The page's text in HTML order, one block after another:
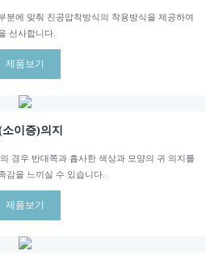
분에 맞춰 진공압착방식의 착용방식을 제공하여
선사합니다.
제품보기
소이증)의지
경우 반대쪽과 흡사한 색상과 모양의 귀 의지를
감을 느끼실 수 있습니다.
제품보기